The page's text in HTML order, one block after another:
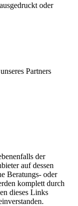
oder
Partners
der
auf dessen
Beratungs- oder
komplett durch
dieses Links